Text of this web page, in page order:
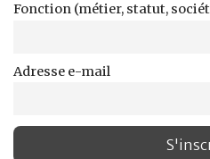
Fonction (métier, statut,
Adresse e-mail